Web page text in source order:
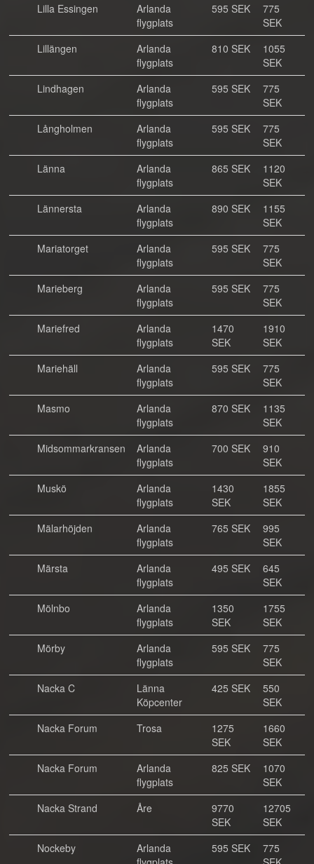
Lilla Essingen
Arlanda
flygplats
595 SEK
775
SEK
Lillängen
Arlanda
flygplats
810 SEK
1055
SEK
Lindhagen
Arlanda
flygplats
595 SEK
775
SEK
Långholmen
Arlanda
flygplats
595 SEK
775
SEK
Länna
Arlanda
flygplats
865 SEK
1120
SEK
Lännersta
Arlanda
flygplats
890 SEK
1155
SEK
Mariatorget
Arlanda
flygplats
595 SEK
775
SEK
Marieberg
Arlanda
flygplats
595 SEK
775
SEK
Mariefred
Arlanda
flygplats
1470
SEK
1910
SEK
Mariehäll
Arlanda
flygplats
595 SEK
775
SEK
Masmo
Arlanda
flygplats
870 SEK
1135
SEK
Midsommarkransen
Arlanda
flygplats
700 SEK
910
SEK
Muskö
Arlanda
flygplats
1430
SEK
1855
SEK
Mälarhöjden
Arlanda
flygplats
765 SEK
995
SEK
Märsta
Arlanda
flygplats
495 SEK
645
SEK
Mölnbo
Arlanda
flygplats
1350
SEK
1755
SEK
Mörby
Arlanda
flygplats
595 SEK
775
SEK
Nacka C
Länna
Köpcenter
425 SEK
550
SEK
Nacka Forum
Trosa
1275
SEK
1660
SEK
Nacka Forum
Arlanda
flygplats
825 SEK
1070
SEK
Nacka Strand
Åre
9770
SEK
12705
SEK
Nockeby
Arlanda
595 SEK
775